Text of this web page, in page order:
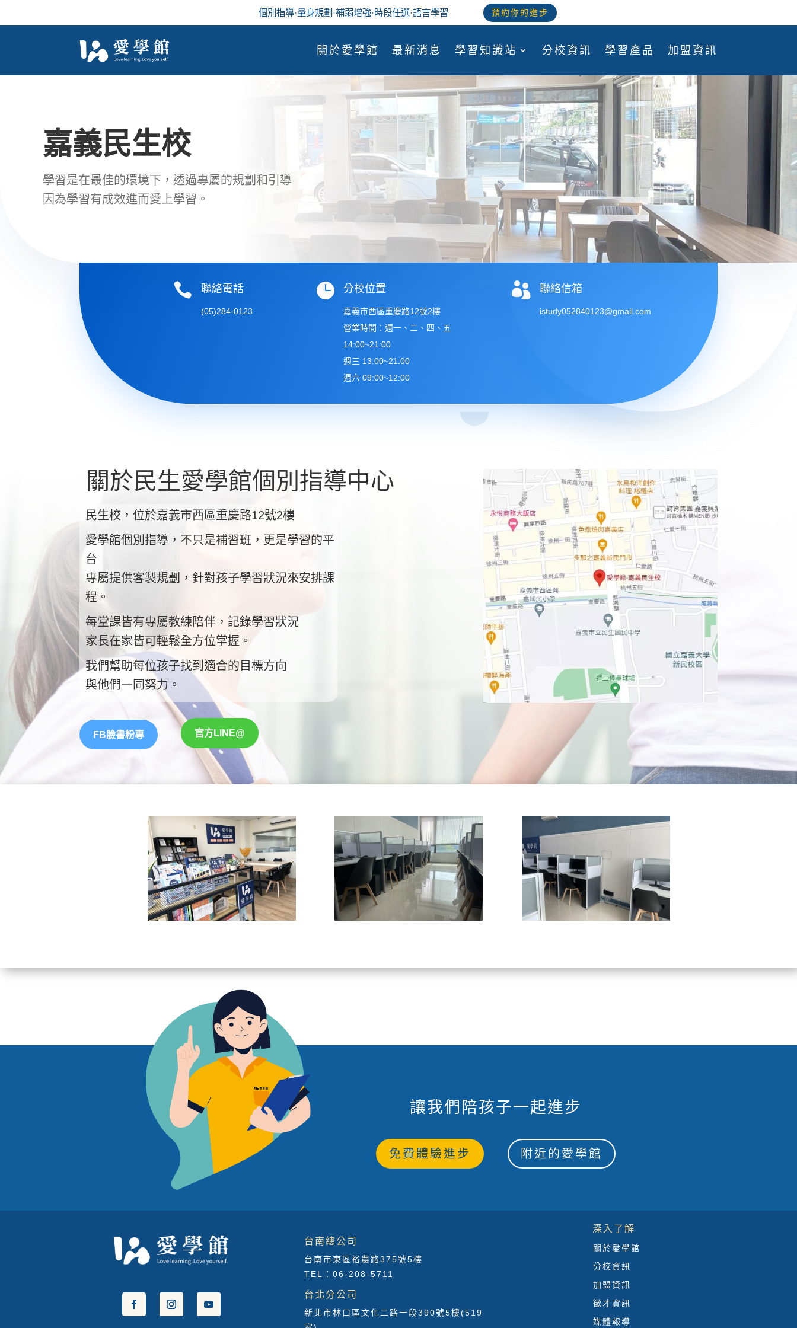
個別指導·量身規劃 ·補弱增強·時段任選·語言學習 預約你的進步
關於愛學館 最新消息 學習知識站 分校資訊 學習產品 加盟資訊
嘉義民生校
學習是在最佳的環境下， 透過專屬的規劃和引導
因為學習有成效進而愛上學習。
 聯絡電話
(05)284-0123
 分校位置
嘉義市西區重慶路12號2樓
營業時間：週一、二、四、五
14:00~21:00
週三 13:00~21:00
週六 09:00~12:00
 聯絡信箱
istudy052840123@gmail.com
關於民生愛學館個別指導中心
民生校，位於嘉義市西區重慶路12號2樓
愛學館個別指導，不只是補習班，更是學習的平
台
專屬提供客製規劃，針對孩子學習狀況來安排課
程。
每堂課皆有專屬教練陪伴，記錄學習狀況
家長在家皆可輕鬆全方位掌握 。
我們幫助每位孩子找到適合的目標方向
與他們一同努力 。
FB臉書粉專 官方LINE@
讓我們陪孩子一起進步
免費體驗進步 附近的愛學館
台南總公司
台南市東區裕農路375號5樓
TEL：06-208-5711
台北分公司
新北市林口區文化二路一段390號5樓(519
深入了解
關於愛學館
分校資訊
加盟資訊
徵才資訊
媒體報導